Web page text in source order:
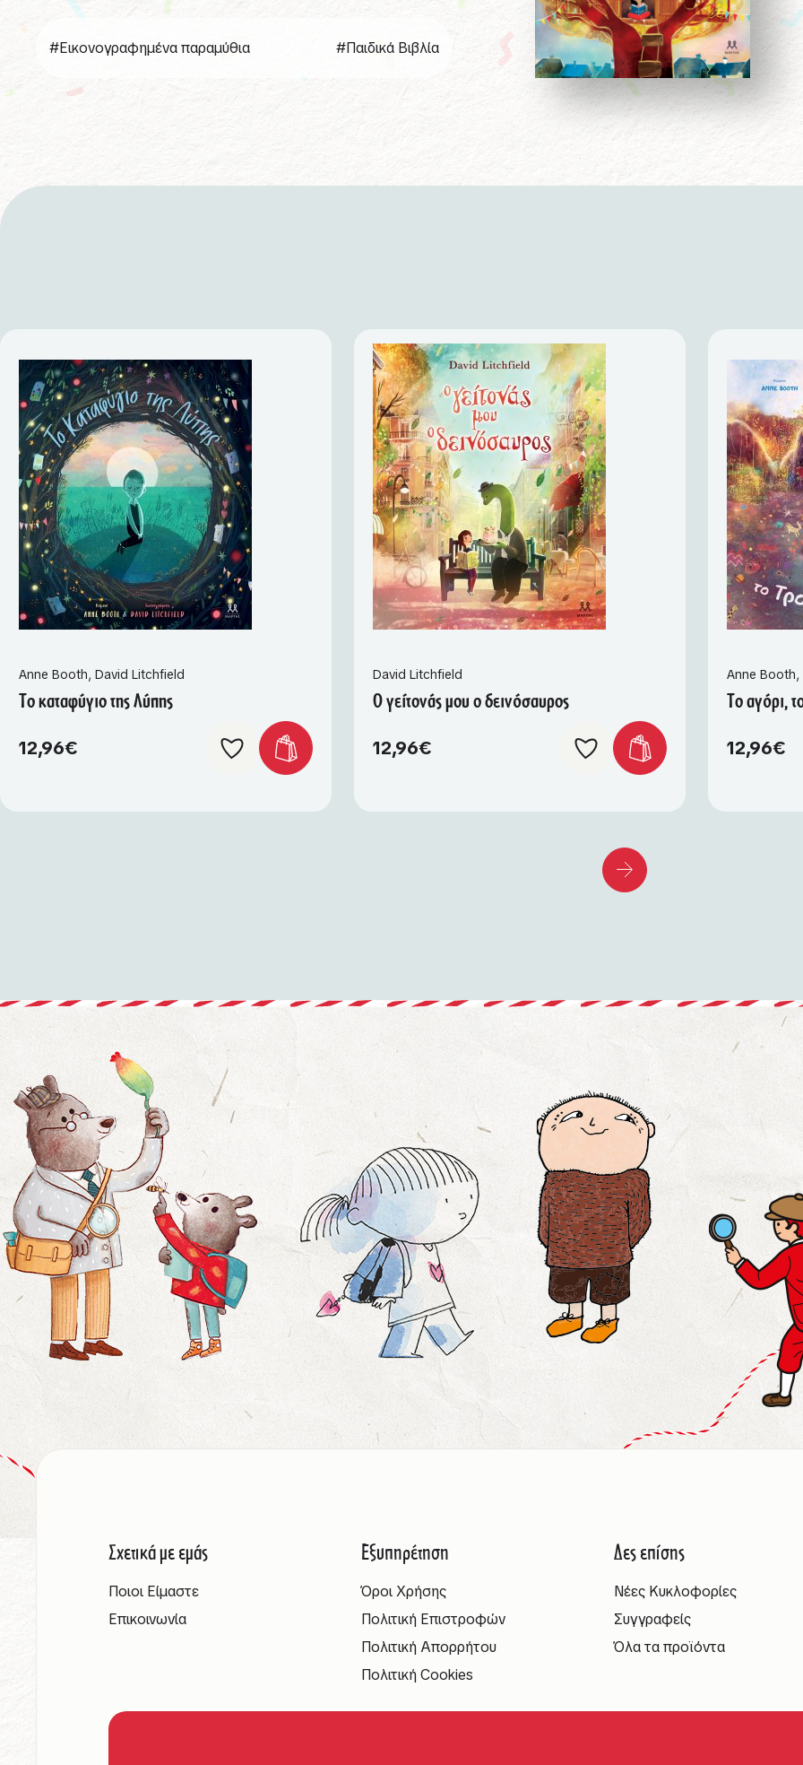
#Εικονογραφημένα παραμύθια #Παιδικά Βιβλία
Anne Booth, David Litchfield
Το καταφύγιο της Λύπης
12,96€
David Litchfield
Ο γείτονάς μου ο δεινόσαυρος
12,96€
Anne Booth,
Το αγόρι,
12,96€
Σχετικά με εμάς
Ποιοι Είμαστε
Επικοινωνία
Εξυπηρέτηση
Όροι Χρήσης
Πολιτική Επιστροφών
Πολιτική Απορρήτου
Πολιτική Cookies
Δες επίσης
Νέες Κυκλοφορίες
Συγγραφείς
Όλα τα προϊόντα